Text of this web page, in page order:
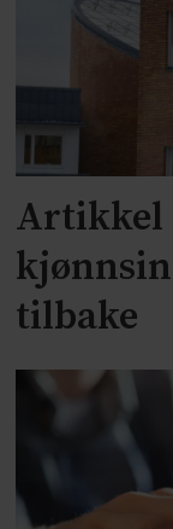
Artikkel
tilbake